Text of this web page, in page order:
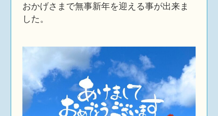
おかげさまで無事新年を迎える事が出来ま
した。